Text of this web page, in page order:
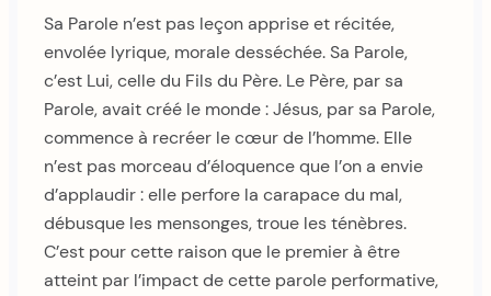
Sa Parole n’est pas leçon apprise et récitée,
envolée lyrique, morale desséchée. Sa Parole,
c’est Lui, celle du Fils du Père. Le Père, par sa
Parole, avait créé le monde : Jésus, par sa Parole,
commence à recréer le cœur de l’homme. Elle
n’est pas morceau d’éloquence que l’on a envie
d’applaudir : elle perfore la carapace du mal,
débusque les mensonges, troue les ténèbres.
C’est pour cette raison que le premier à être
atteint par l’impact de cette parole performative,